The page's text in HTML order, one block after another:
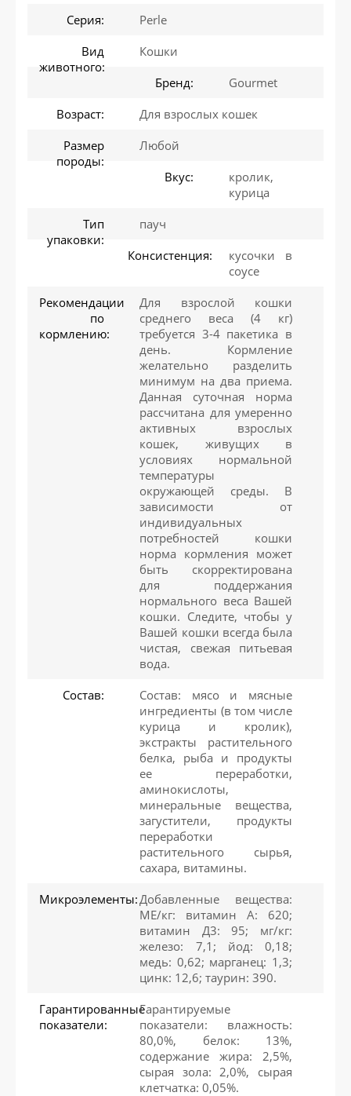
Серия:
Perle
Вид
животного:
Кошки
Бренд:
Gourmet
Возраст:
Для взрослых кошек
Размер
породы:
Любой
Вкус:
кролик,
курица
Тип
упаковки:
пауч
Консистенция:
кусочки в
соусе
Рекомендации
по
кормлению:
Для взрослой кошки
среднего веса (4 кг)
требуется 3-4 пакетика в
день. Кормление
желательно разделить
минимум на два приема.
Данная суточная норма
рассчитана для умеренно
активных взрослых
кошек, живущих в
условиях нормальной
температуры
окружающей среды. В
зависимости от
индивидуальных
потребностей кошки
норма кормления может
быть скорректирована
для поддержания
нормального веса Вашей
кошки. Следите, чтобы у
Вашей кошки всегда была
чистая, свежая питьевая
вода.
Состав:
Состав: мясо и мясные
ингредиенты (в том числе
курица и кролик),
экстракты растительного
белка, рыба и продукты
ее переработки,
аминокислоты,
минеральные вещества,
загустители, продукты
переработки
растительного сырья,
сахара, витамины.
Микроэлементы: Добавленные вещества:
МЕ/кг: витамин А: 620;
витамин Д3: 95; мг/кг:
железо: 7,1; йод: 0,18;
медь: 0,62; марганец: 1,3;
цинк: 12,6; таурин: 390.
Гарантированные
показатели:
Гарантируемые
показатели: влажность:
80,0%, белок: 13%,
содержание жира: 2,5%,
сырая зола: 2,0%, сырая
клетчатка: 0,05%.